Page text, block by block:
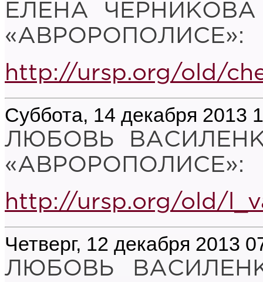
ЕЛЕНА
«АВРОРОПОЛИСЕ»:
http://ursp.org/old/
Суббота, 14 декабря 2013
ЛЮБОВЬ
«АВРОРОПОЛИСЕ»:
http://ursp.org/old/
Четверг, 12 декабря 2013
ЛЮБОВЬ